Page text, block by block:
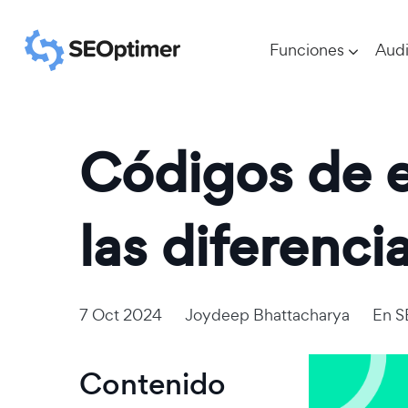
Funciones
Códigos de
las
7 Oct 2024 Joydeep Bhattacharya En
Contenido